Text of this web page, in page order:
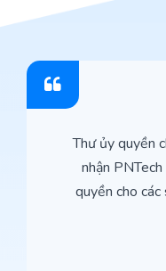
Thư ủy quyền
nhận
quyền cho